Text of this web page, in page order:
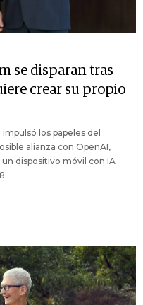
se disparan tras
crear su propio
los papeles del
alianza con OpenAI,
dispositivo móvil con IA